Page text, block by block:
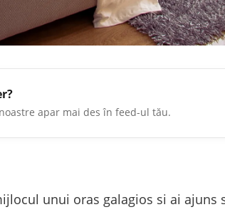
apar mai des în feed-ul tău.
unui oras galagios si ai ajuns